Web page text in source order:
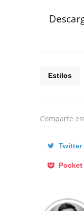
Estilos
Comparte
Twitter
Pocket